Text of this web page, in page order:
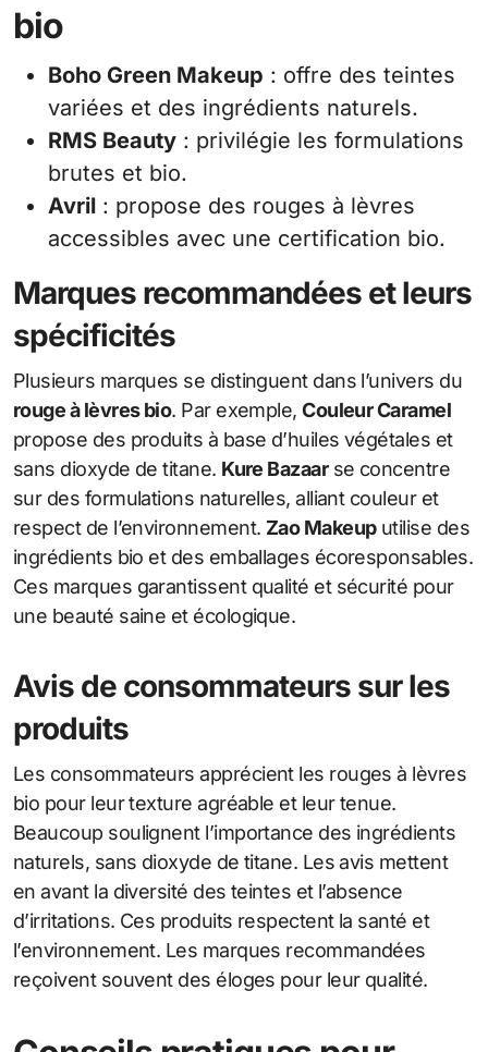
bio
Boho Green Makeup : offre des teintes
variées et des ingrédients naturels.
RMS Beauty : privilégie les formulations
brutes et bio.
Avril : propose des rouges à lèvres
accessibles avec une certification bio.
Marques recommandées et leurs
spécificités
Plusieurs marques se distinguent dans l’univers du
rouge à lèvres bio. Par exemple,Couleur Caramel
propose des produits à base d’huiles végétales et
sans dioxyde de titane. Kure Bazaarse concentre
sur des formulations naturelles, alliant couleur et
respect de l’environnement. Zao Makeuputilise des
ingrédients bio et des emballages écoresponsables.
Ces marques garantissent qualité et sécurité pour
une beauté saine et écologique.
Avis de consommateurs sur les
produits
Les consommateurs apprécient les rouges à lèvres
bio pour leur texture agréable et leur tenue.
Beaucoup soulignent l’importance des ingrédients
naturels, sans dioxyde de titane. Les avis mettent
en avant la diversité des teintes et l’absence
d’irritations. Ces produits respectent la santé et
l’environnement. Les marques recommandées
reçoivent souvent des éloges pour leur qualité.